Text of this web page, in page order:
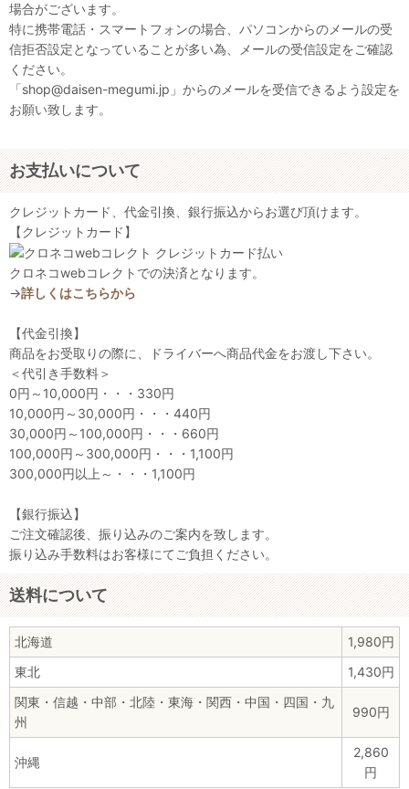
場合がございます。
特に携帯電話・スマートフォンの場合、パソコンからのメールの受
信拒否設定となっていることが多い為、メールの受信設定をご確認
ください。
「shop@daisen-megumi.jp」からのメールを受信できるよう設定を
お願い致します。
お支払いについて
クレジットカード、代金引換、銀行振込からお選び頂けます。
【クレジットカード】
クロネコwebコレクトでの決済となります。
→詳しくはこちらから
【代金引換】
商品をお受取りの際に、ドライバーへ商品代金をお渡し下さい。
＜代引き手数料＞
0円～10,000円・・・330円
10,000円～30,000円・・・440円
30,000円～100,000円・・・660円
100,000円～300,000円・・・1,100円
300,000円以上～・・・1,100円
【銀行振込】
ご注文確認後、振り込みのご案内を致します。
振り込み手数料はお客様にてご負担ください。
送料について
北海道
1,980円
東北
1,430円
関東・信越・中部・北陸・東海・関西・中国・四国・九
州
990円
沖縄
2,860
円